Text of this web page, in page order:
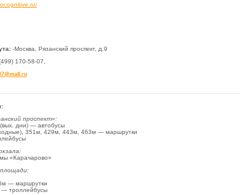
-Москва, Рязанский проспект, д.9
170-58-07,
проспект»:
дни) — автобусы
351м, 429м, 443м, 463м — маршрутки
«Карачарово»
— маршрутки
— троллейбусы